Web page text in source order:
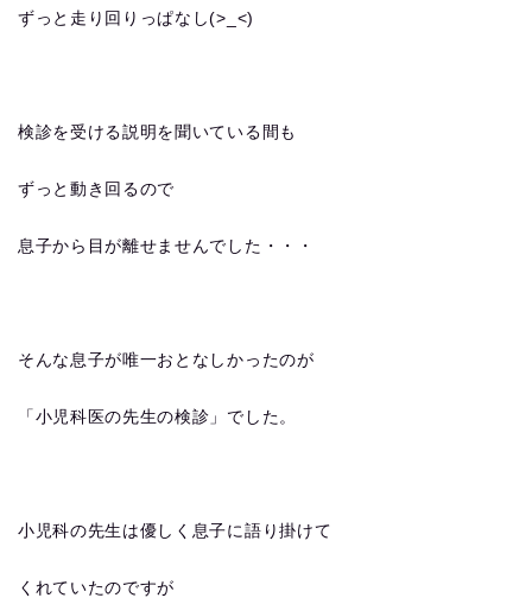
ずっと走り回りっぱなし(>_<)
検診を受ける説明を聞いている間も
ずっと動き回るので
息子から目が離せませんでした・・・
そんな息子が唯一おとなしかったのが
「小児科医の先生の検診」でした。
小児科の先生は優しく息子に語り掛けて
くれていたのですが